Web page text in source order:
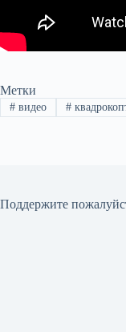
Метки
#видео #
Поддержите